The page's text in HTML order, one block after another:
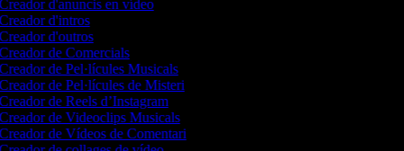
d'anuncis en vídeo
d'intros
d'outros
de Comercials
de Pel·lícules Musicals
de Pel·lícules de Misteri
de Reels d’Instagram
de Videoclips Musicals
de Vídeos de Comentari